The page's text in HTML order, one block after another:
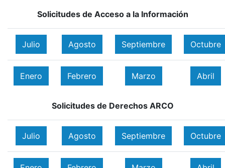
Solicitudes de Acceso a la Información
Julio Agosto Septiembre Octubre
Enero Febrero Marzo Abril
Solicitudes de Derechos ARCO
Julio Agosto Septiembre Octubre